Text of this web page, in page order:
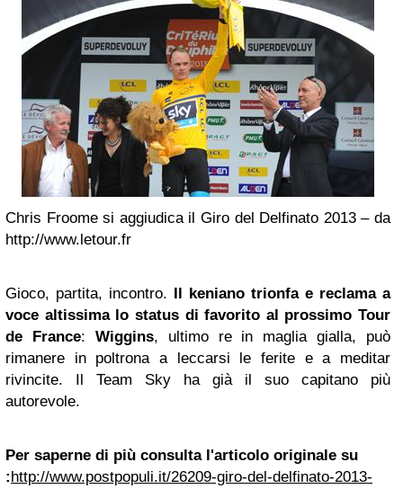
Chris Froome si aggiudica il Giro del Delfinato 2013 – da
http://www.letour.fr
Gioco, partita, incontro. Il keniano trionfa e reclama a
voce altissima lo status di favorito al prossimo Tour
de France: Wiggins, ultimo re in maglia gialla, può
rimanere in poltrona a leccarsi le ferite e a meditar
rivincite. Il Team Sky ha già il suo capitano più
autorevole.
Per saperne di più consulta l'articolo originale su
:http://www.postpopuli.it/26209-giro-del-delfinato-2013-